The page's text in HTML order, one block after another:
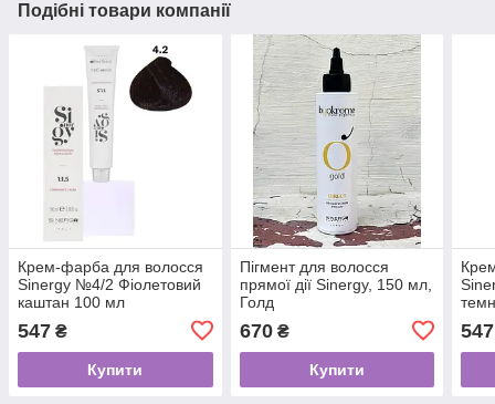
Подібні товари компанії
Крем-фарба для волосся
Sinergy №4/2 Фіолетовий
каштан 100 мл
547 ₴
Купити
Пігмент для волосся
прямої дії Sinergy, 150 мл,
Голд
670₴
Купити
547